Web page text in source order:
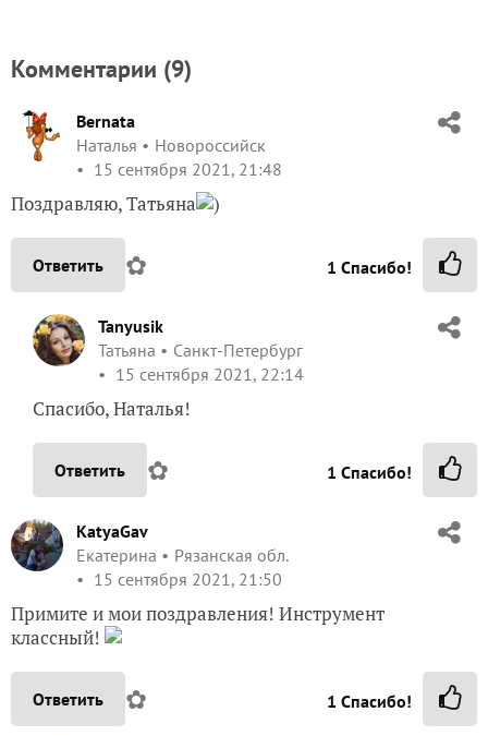
Комментарии (9)
Bernata
Наталья
Новороссийск
15 сентября 2021, 21:48
Поздравляю, Татьяна )
Ответить ✿ 1 Спасибо!
Tanyusik
Татьяна
Санкт-Петербург
15 сентября 2021, 22:14
Спасибо, Наталья!
Ответить ✿ 1 Спасибо!
KatyaGav
Екатерина
Рязанская обл.
15 сентября 2021, 21:50
Примите и мои поздравления! Инструмент
классный!
Ответить ✿ 1 Спасибо!